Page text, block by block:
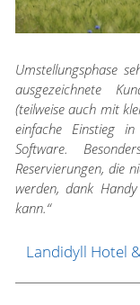
Umstellungsphase
ausgezeichnete
(teilweise auch mit
einfache Einstieg
Software.
Reservierungen, die
werden, dank
kann.“
Landidyll Hotel